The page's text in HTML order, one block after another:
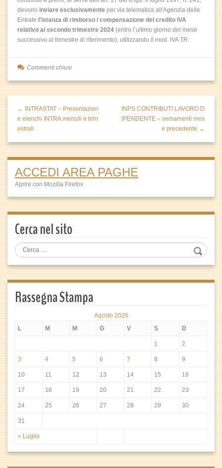
devono inviare esclusivamente per via telematica all'Agenzia delle
Entrate l'istanza di rimborso / compensazione del credito IVA
relativo al secondo trimestre 2024 (entro l’ultimo giorno del mese
successivo al trimestre di riferimento), utilizzando il mod. IVA TR.
Commenti chiusi
← INTRASTAT – Presentazion
e elenchi INTRA mensili e trim
estrali
INPS CONTRIBUTI LAVORO D
IPENDENTE – versamenti mes
e precedente →
ACCEDI AREA PAGHE
Aprire con Mozilla Firefox
Cerca nel sito
Rassegna Stampa
Agosto 2026
L
M M G V S D
« Luglio
1 2
3 4 5 6 7 8 9
10 11 12 13 14 15 16
17 18 19 20 21 22 23
24 25 26 27 28 29 30
31